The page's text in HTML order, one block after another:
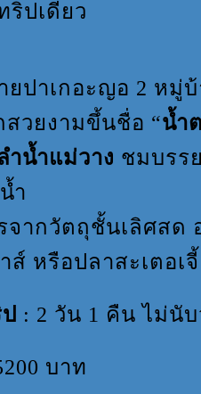
ริปเดียว
ยปาเกอะญอ 2 หมู่
สวยงามขึ้นชื่อ “น้ำ
ำน้ำแม่วาง ชมบรร
ำ
จากวัตถุชั้นเลิศส
ส์ หรือปลาสะเตอ
: 2 วัน 1 คืน ไม่นั
บาท